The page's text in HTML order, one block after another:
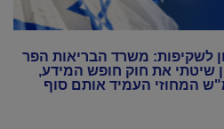
לשקיפות: משרד הבריאות הפר
שיטתי את חוק חופש המידע,
המחוזי העמיד אותם סוף